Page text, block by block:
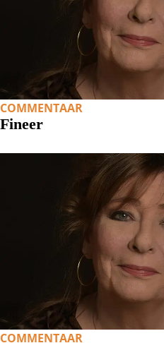
COMMENTAAR
Fineer
COMMENTAAR